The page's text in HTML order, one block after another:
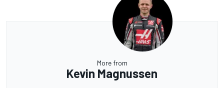
More from
Kevin Magnussen